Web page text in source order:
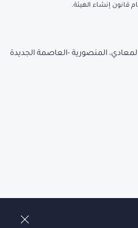
قانون إنشاء الهيئة.
المنصورية -العاصمة الجديدة